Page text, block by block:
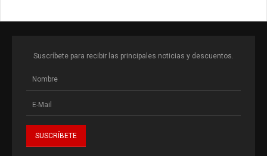
Suscríbete para recibir las principales noticias y descuentos.